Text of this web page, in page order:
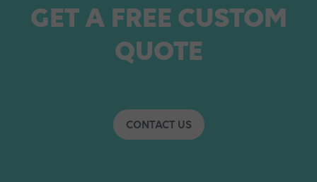
GET A FREE CUSTOM
QUOTE
CONTACT US